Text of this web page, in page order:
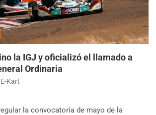
la IGJ y oficializó el llamado a
Ordinaria
E-Kart
la convocatoria de mayo de la